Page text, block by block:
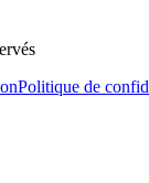
Politique de